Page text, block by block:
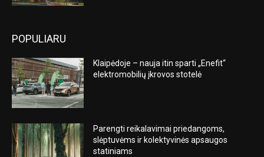
POPULIARU
Klaipėdoje – nauja itin sparti „Enefit“
elektromobilių įkrovos stotelė
Parengti reikalavimai priedangoms,
slėptuvėms ir kolektyvinės apsaugos
statiniams